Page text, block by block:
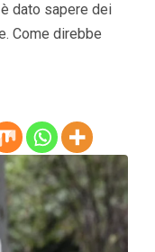
dato sapere dei
Come direbbe